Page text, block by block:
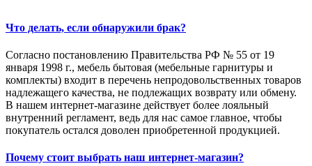
Что делать, если обнаружили брак?
Согласно постановлению Правительства РФ № 55 от 19
января 1998 г., мебель бытовая (мебельные гарнитуры и
комплекты) входит в перечень непродовольственных товаров
надлежащего качества, не подлежащих возврату или обмену.
В нашем интернет-магазине действует более лояльный
внутренний регламент, ведь для нас самое главное, чтобы
покупатель остался доволен приобретенной продукцией.
Почему стоит выбрать наш интернет-магазин?